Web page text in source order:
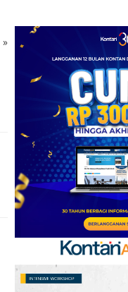
»
Telegram
dari App
Penjelasan
Durov
6
Link dan
Dokumen
Pandang
Ikut
RI
7
Sejarah
Setiap 6
Cara